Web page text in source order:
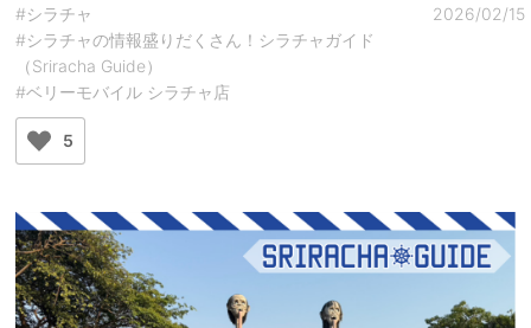
#シラチャ
#シラチャの情報盛りだくさん！シラチャガイド
（Sriracha Guide）
#ベリーモバイル シラチャ店
2026/02/15
5